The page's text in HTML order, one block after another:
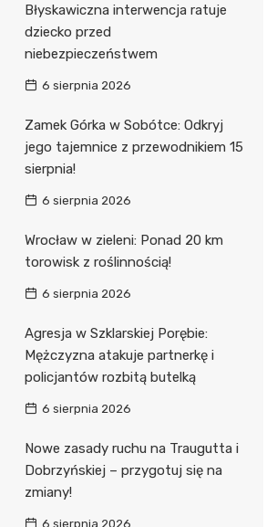
Błyskawiczna interwencja ratuje
dziecko przed
niebezpieczeństwem
6 sierpnia 2026
Zamek Górka w Sobótce: Odkryj
jego tajemnice z przewodnikiem 15
sierpnia!
6 sierpnia 2026
Wrocław w zieleni: Ponad 20 km
torowisk z roślinnością!
6 sierpnia 2026
Agresja w Szklarskiej Porębie:
Mężczyzna atakuje partnerkę i
policjantów rozbitą butelką
6 sierpnia 2026
Nowe zasady ruchu na Traugutta i
Dobrzyńskiej – przygotuj się na
zmiany!
6 sierpnia 2026